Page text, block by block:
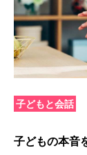
子どもと会話
子どもの本音